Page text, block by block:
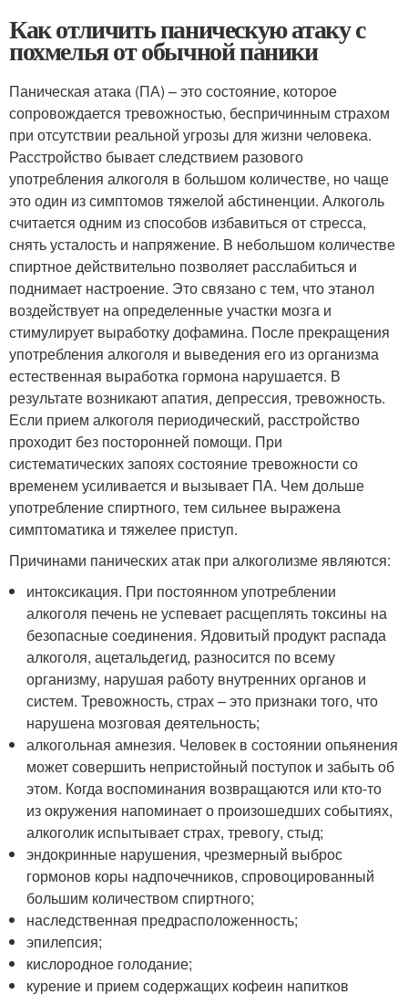
Как отличить паническую атаку с
похмелья от обычной паники
Паническая атака (ПА) – это состояние, которое
сопровождается тревожностью, беспричинным страхом
при отсутствии реальной угрозы для жизни человека.
Расстройство бывает следствием разового
употребления алкоголя в большом количестве, но чаще
это один из симптомов тяжелой абстиненции. Алкоголь
считается одним из способов избавиться от стресса,
снять усталость и напряжение. В небольшом количестве
спиртное действительно позволяет расслабиться и
поднимает настроение. Это связано с тем, что этанол
воздействует на определенные участки мозга и
стимулирует выработку дофамина. После прекращения
употребления алкоголя и выведения его из организма
естественная выработка гормона нарушается. В
результате возникают апатия, депрессия, тревожность.
Если прием алкоголя периодический, расстройство
проходит без посторонней помощи. При
систематических запоях состояние тревожности со
временем усиливается и вызывает ПА. Чем дольше
употребление спиртного, тем сильнее выражена
симптоматика и тяжелее приступ.
Причинами панических атак при алкоголизме являются:
интоксикация. При постоянном употреблении
алкоголя печень не успевает расщеплять токсины на
безопасные соединения. Ядовитый продукт распада
алкоголя, ацетальдегид, разносится по всему
организму, нарушая работу внутренних органов и
систем. Тревожность, страх – это признаки того, что
нарушена мозговая деятельность;
алкогольная амнезия. Человек в состоянии опьянения
может совершить непристойный поступок и забыть об
этом. Когда воспоминания возвращаются или кто-то
из окружения напоминает о произошедших событиях,
алкоголик испытывает страх, тревогу, стыд;
эндокринные нарушения, чрезмерный выброс
гормонов коры надпочечников, спровоцированный
большим количеством спиртного;
наследственная предрасположенность;
эпилепсия;
кислородное голодание;
курение и прием содержащих кофеин напитков